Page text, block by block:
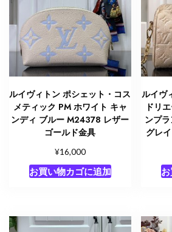
ルイヴィトン ポシェット・コス
メティック PM ホワイト キャ
ンディ ブルー M24378 レザー
ゴールド金具
¥16,000
お買い物カゴに追加
ルイヴ
ドリ
ンプ
グレ